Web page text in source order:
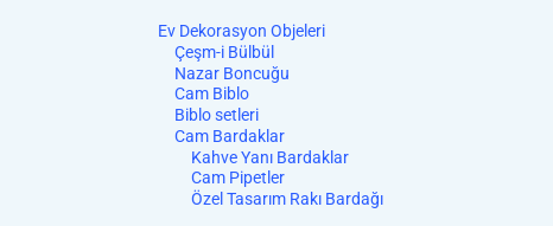
Ev Dekorasyon Objeleri
Çeşm-i Bülbül
Nazar Boncuğu
Cam Biblo
Biblo setleri
Cam Bardaklar
Kahve Yanı Bardaklar
Cam Pipetler
Özel Tasarım Rakı Bardağı